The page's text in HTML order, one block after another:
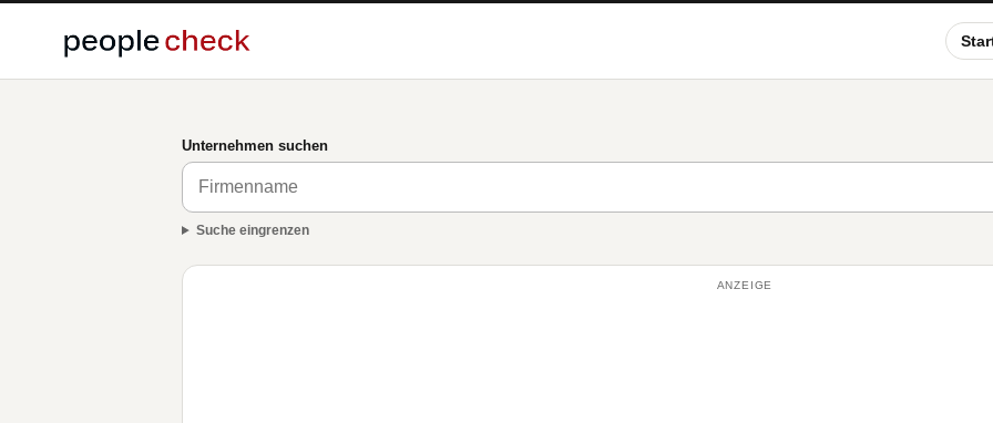
Unternehmen suchen
Suche eingrenzen
ANZEIGE